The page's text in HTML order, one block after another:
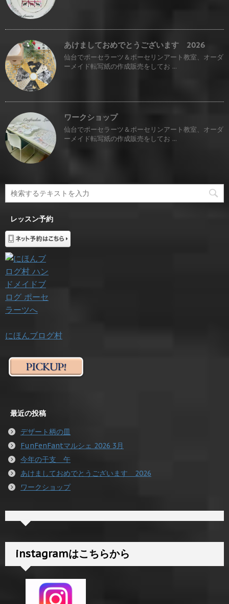
あけましておめでとうございます 2026
仙台でポーセラーツ＆ポーセリンアート教室、オーダ
ーメイド転写紙の作成販売をしてお ...
ワークショップ
仙台でポーセラーツ＆ポーセリンアート教室、オーダ
ーメイド転写紙の作成販売をしてお ...
レッスン予約
にほんブログ村
最近の投稿
デザート柄の皿
FunFenFantマルシェ 2026 3月
今年の干支 午
あけましておめでとうございます 2026
ワークショップ
instagramはこちらから